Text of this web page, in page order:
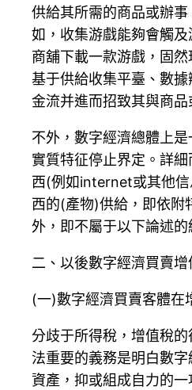
供給其所需的商品或辦
如，收集游戲能夠會觸
商舖下載一款游戲，固
基于供給收集平臺、數
金流并進而招致其與商
不外，數字經濟總體上
實質特征停止界定。詳
西(例如internet或其他信
西的(產物)供給，即依附
外，即不屬于以下論述
二、以後數字經濟買賣
(一)數字經濟買賣客體在
分歧于所得稅，增值稅
法重要的義務是明白數
資產，抑或組成自力的